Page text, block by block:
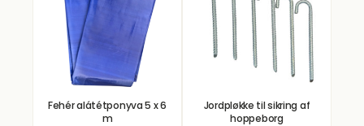
Fehér alátétponyva 5 x 6
m
Jordpløkke til sikring af
hoppeborg